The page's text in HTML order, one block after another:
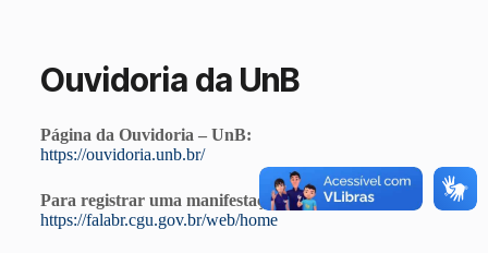
Ouvidoria da UnB
Página da Ouvidoria – UnB:
https://ouvidoria.unb.br/
Para registrar uma manifestação, acesse ao FalaBr:
https://falabr.cgu.gov.br/web/home